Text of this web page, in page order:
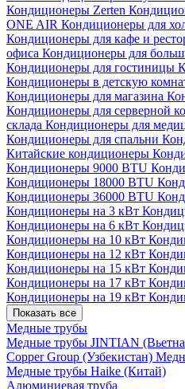
Кондиционеры Zerten
ONE AIR Кондиционеры для
Кондиционеры для кафе и
офиса Кондиционеры для
Кондиционеры для гостиницы
Кондиционеры в детскую
Кондиционеры для магазина
Кондиционеры для серверной
склада Кондиционеры для
Кондиционеры для спальни
Китайские кондиционеры
Кондиционеры 9000 BTU
Кондиционеры 18000 BTU
Кондиционеры 36000 BTU
Кондиционеры на 3 кВт
Кондиционеры на 6 кВт
Кондиционеры на 10 кВт
Кондиционеры на 12 кВт
Кондиционеры на 15 кВт
Кондиционеры на 17 кВт
Кондиционеры на 19 кВт
Показать все
Медные трубы
Медные трубы JINTIAN
Copper Group (Узбекистан)
Медные трубы Haike (Китай)
Алюминиевая труба